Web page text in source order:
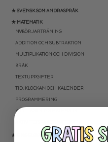
★ SVENSK SOM ANDRASPRÅK
★ MATEMATIK
NYBÖRJARTRÄNING
ADDITION OCH SUBTRAKTION
MULTIPLIKATION OCH DIVISION
BRÅK
TEXTUPPGIFTER
TID: KLOCKAN OCH KALENDER
PROGRAMMERING
KARTLÄGGNING MATEMATIK
★ ENGELSKA